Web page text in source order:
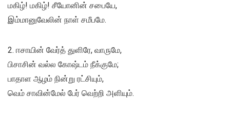
மகிழ்! மகிழ்! சீயோனின் சபையே,
இம்மானுவேலின் நாள் சமீபமே.
2. ஈசாயின் வேர்த் துளிரே, வாருமே,
பிசாசின் வல்ல கோஷ்டம் நீக்குமே;
பாதாள ஆழம் நின்று ரட்சியும்,
வெம் சாவின்மேல் பேர் வெற்றி அளியும்.